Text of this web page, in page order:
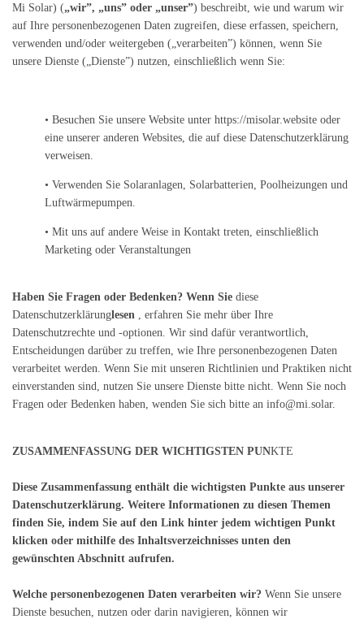
Mi Solar) („wir”, „uns” oder „unser”) beschreibt, wie und warum wir
auf Ihre personenbezogenen Daten zugreifen, diese erfassen, speichern,
verwenden und/oder weitergeben („verarbeiten”) können, wenn Sie
unsere Dienste („Dienste”) nutzen, einschließlich wenn Sie:
• Besuchen Sie unsere Website unter https://misolar.website oder
eine unserer anderen Websites, die auf diese Datenschutzerklärung
verweisen.
• Verwenden Sie Solaranlagen, Solarbatterien, Poolheizungen und
Luftwärmepumpen.
• Mit uns auf andere Weise in Kontakt treten, einschließlich
Marketing oder Veranstaltungen
Haben Sie Fragen oder Bedenken? Wenn Sie diese
Datenschutzerklärunglesen
, erfahren Sie mehr über Ihre
Datenschutzrechte und -optionen. Wir sind dafür verantwortlich,
Entscheidungen darüber zu treffen, wie Ihre personenbezogenen Daten
verarbeitet werden. Wenn Sie mit unseren Richtlinien und Praktiken nicht
einverstanden sind, nutzen Sie unsere Dienste bitte nicht. Wenn Sie noch
Fragen oder Bedenken haben, wenden Sie sich bitte an info@mi.solar.
ZUSAMMENFASSUNG DER WICHTIGSTEN PUNKTE
Diese Zusammenfassung enthält die wichtigsten Punkte aus unserer
Datenschutzerklärung. Weitere Informationen zu diesen Themen
finden Sie, indem Sie auf den Link hinter jedem wichtigen Punkt
klicken oder mithilfe des Inhaltsverzeichnisses unten den
gewünschten Abschnitt aufrufen.
Welche personenbezogenen Daten verarbeiten wir? Wenn Sie unsere
Dienste besuchen, nutzen oder darin navigieren, können wir